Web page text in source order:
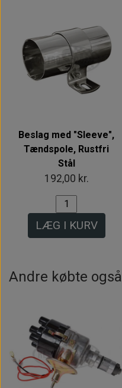
Beslag med "Sleeve",
Tændspole, Rustfri
Stål
192,00 kr.
LÆG I KURV
Andre købte også